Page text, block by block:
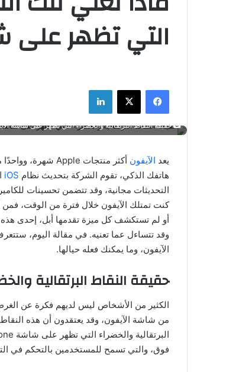
التي تظهر على
فيسبوك ‫X لينكدإن
حقيقة النقاط البرتقالية والخضراء التي تظهر على شاشة
يعد الآيفون أكثر منتجات Apple شهرة، وواحدًا من أكثر الأجهزة ربحية في السوق. ومن أجل تحقيق أقصى استفادة من
هاتفك الذكي، تقوم الشركة بتحديث نظام iOS
التحديثات مجانية، وقد تتضمن تحسينات
كنت تمتلك الآيفون خلال فترة من الوقت، فمن
أو لم تستكشف كل ميزة تقدمها أبل، إحدى
وقد تتساءل عما تعنيه. في مقالة اليوم،
الآيفون، وما يمكنك فعله حيالها.
حقيقة النقاط البرتقالية
الكثير من الأشخاص ليس لديهم فكرة عن الغرض
فوق، والتي تسمح للمستخدمين بالتحكم في